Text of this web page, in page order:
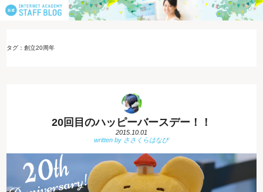
タグ：創立20周年
20回目のハッピーバースデー！！
2015.10.01